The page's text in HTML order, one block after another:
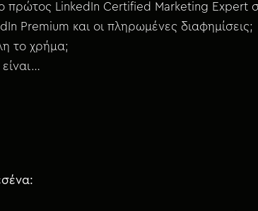
ο πρώτος LinkedIn Certified Marketing Expert
Premium και οι πληρωμένες διαφημίσεις;
το χρήμα;